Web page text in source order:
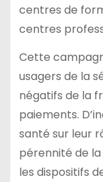
centres de
centres
Cette
usagers de la
négatifs de la
paiements.
santé sur leur
pérennité de
les dispositifs